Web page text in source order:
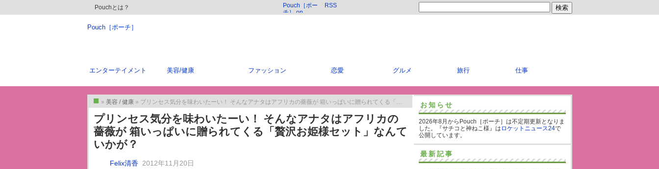
Pouchとは？
Pouch［ポー
チ］ on
RSS
Pouch［ポーチ］
エンターテイメント 美容/健康 ファッション 恋愛 グルメ 旅行 仕事
トップ
» 美容 / 健康 » プリンセス気分を味わいたーい！ そんなアナタはアフリカの薔薇が 箱いっぱいに贈られてくる「贅沢お姫様セット」なんていかが？
プリンセス気分を味わいたーい！ そんなアナタはアフリカの
薔薇が 箱いっぱいに贈られてくる「贅沢お姫様セット」なんて
いかが？
Felix清香 2012年11月20日
お知らせ
2026年8月からPouch［ポーチ］は不定期更新となりま
した。『サチコと神ねこ様』は ロケットニュース24で
公開しています。
最新記事